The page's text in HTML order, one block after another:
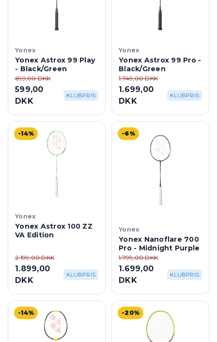
Yonex
Yonex Astrox 99 Play
- Black/Green
699,00 DKK
599,00
DKK
KLUBPRIS
Yonex
Yonex Astrox 99 Pro -
Black/Green
1.749,00 DKK
1.699,00
DKK
KLUBPRIS
-14%
Yonex
Yonex Astrox 100 ZZ
VA Edition
2.199,00 DKK
1.899,00
DKK
KLUBPRIS
-6%
Yonex
Yonex Nanoflare 700
Pro - Midnight Purple
1.799,00 DKK
1.699,00
DKK
KLUBPRIS
-14% -20%